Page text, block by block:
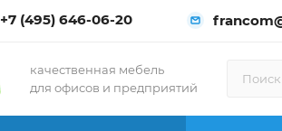
+7 (495) 646-06-20
качественная мебель
для офисов и предприятий